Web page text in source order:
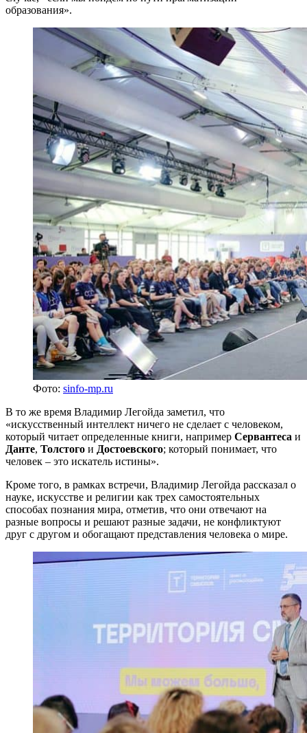
образования».
Фото: sinfo-mp.ru
В то же время Владимир Легойда заметил, что
«искусственный интеллект ничего не сделает с человеком,
который читает определенные книги, например Сервантеса и
Данте, Толстого и Достоевского; который понимает, что
человек – это искатель истины».
Кроме того, в рамках встречи, Владимир Легойда рассказал о
науке, искусстве и религии как трех самостоятельных
способах познания мира, отметив, что они отвечают на
разные вопросы и решают разные задачи, не конфликтуют
друг с другом и обогащают представления человека о мире.